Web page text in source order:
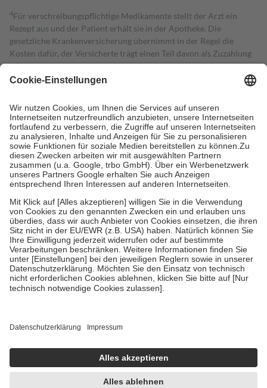
4Für verschreibungspflichtige Medikamente stellt der Arzt ein
Rezept aus und der Patient erhält sie in der Apotheke. Die
gesetzliche Krankenversicherung übernimmt in der Regel die
Kosten dafür, der Versicherte trägt einen Teil davon als Zuzahlung
mit.
Grundsätzlich leisten Mitglieder Zuzahlungen in Höhe von zehn
höchstens zehn Euro.
Es sind jedoch nie mehr als die tatsächlichen
Kosten der Leistung zu entrichten.
Diese Regeln gelten grundsätzlich auch für Online-Apotheken.
Bei Heilmitteln und häuslicher Krankenpflege beträgt die
Zuzahlung zehn Prozent der Kosten sowie zehn Euro je
Verordnung.
Um das Engagement der Versicherten für ihre eigene Gesundheit zu
stärken und die besondere Stellung der Familie zu unterstützen,
fallenkeine Zuzahlungenan bei:
• Kindern und Jugendlichen bis zum vollendeten 18. Lebensjahr
mit Ausnahme der Fahrkosten
• Untersuchungen zur Vorsorge und Früherkennung, die von der
GKV getragen werden
• empfohlenen Schutzimpfungen
• Harn- und Blutteststreifen
getroffen, um sicherzustellen, dass es sich um echte Bewertungen
https://help.etrusted.com/hc/de/articles/4419944605341
Einige Bilder und Inhalte wurden unter Zuhilfenahme künstlicher